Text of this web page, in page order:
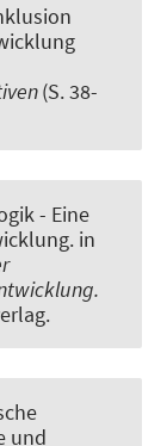
(S. 38-
- Eine
. in
und